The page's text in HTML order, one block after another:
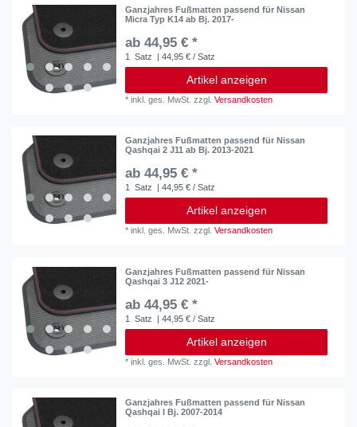
Ganzjahres Fußmatten passend für Nissan
Micra Typ K14 ab Bj. 2017-
ab 44,95 € *
1 Satz | 44,95 € / Satz
Artikel anzeigen
*inkl. ges. MwSt. zzgl.Versandkosten
Ganzjahres Fußmatten passend für Nissan
Qashqai 2 J11 ab Bj. 2013-2021
ab 44,95 € *
1 Satz | 44,95 € / Satz
Artikel anzeigen
*inkl. ges. MwSt. zzgl.Versandkosten
Ganzjahres Fußmatten passend für Nissan
Qashqai 3 J12 2021-
ab 44,95 € *
1 Satz | 44,95 € / Satz
Artikel anzeigen
*inkl. ges. MwSt. zzgl.Versandkosten
Ganzjahres Fußmatten passend für Nissan
Qashqai I Bj. 2007-2014